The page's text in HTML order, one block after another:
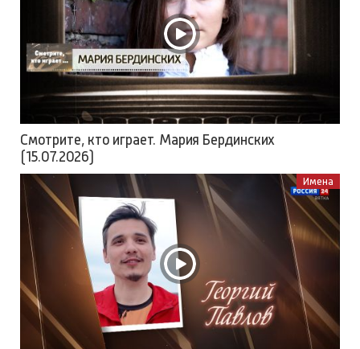
Смотрите, кто играет. Мария Бердинских
(15.07.2026)
Имена